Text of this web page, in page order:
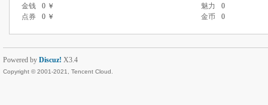
金钱
0 ￥ 魅力
0
点券
0 ￥ 金币 0
Powered by Discuz! X3.4
Copyright © 2001-2021, Tencent Cloud.